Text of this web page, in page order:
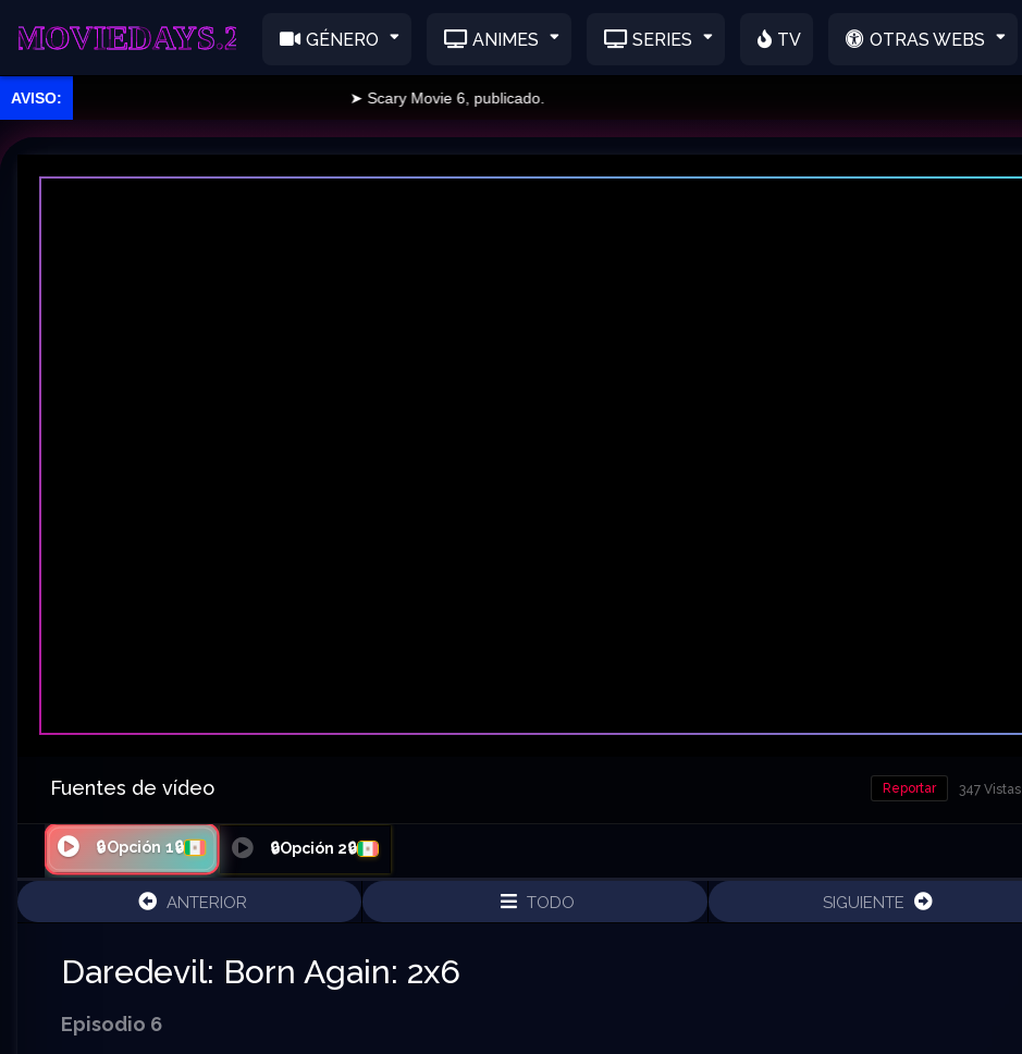
GÉNERO ANIMES SERIES TV OTRAS WEBS
➤ Scary Movie 6, publicado.
Fuentes de vídeo 347 Vistas
Reportar
🔒Opción 1🔒 🔒Opción 2🔒
ANTERIOR TODO SIGUIENTE
Daredevil: Born Again: 2x6
Episodio 6